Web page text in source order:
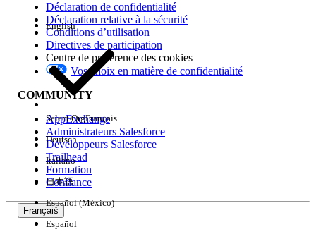
Edition
Expérience
Déclaration de confidentialité
Déclaration relative à la sécurité
Conditions d’utilisation
Directives de participation
Centre de préférence des cookies
Vos choix en matière de confidentialité
COMMUNITY
AppExchange
Administrateurs Salesforce
Développeurs Salesforce
Trailhead
Formation
Confiance
Français
English
Select OrgFrançais
Deutsch
Italiano
日本語
Español (México)
Español